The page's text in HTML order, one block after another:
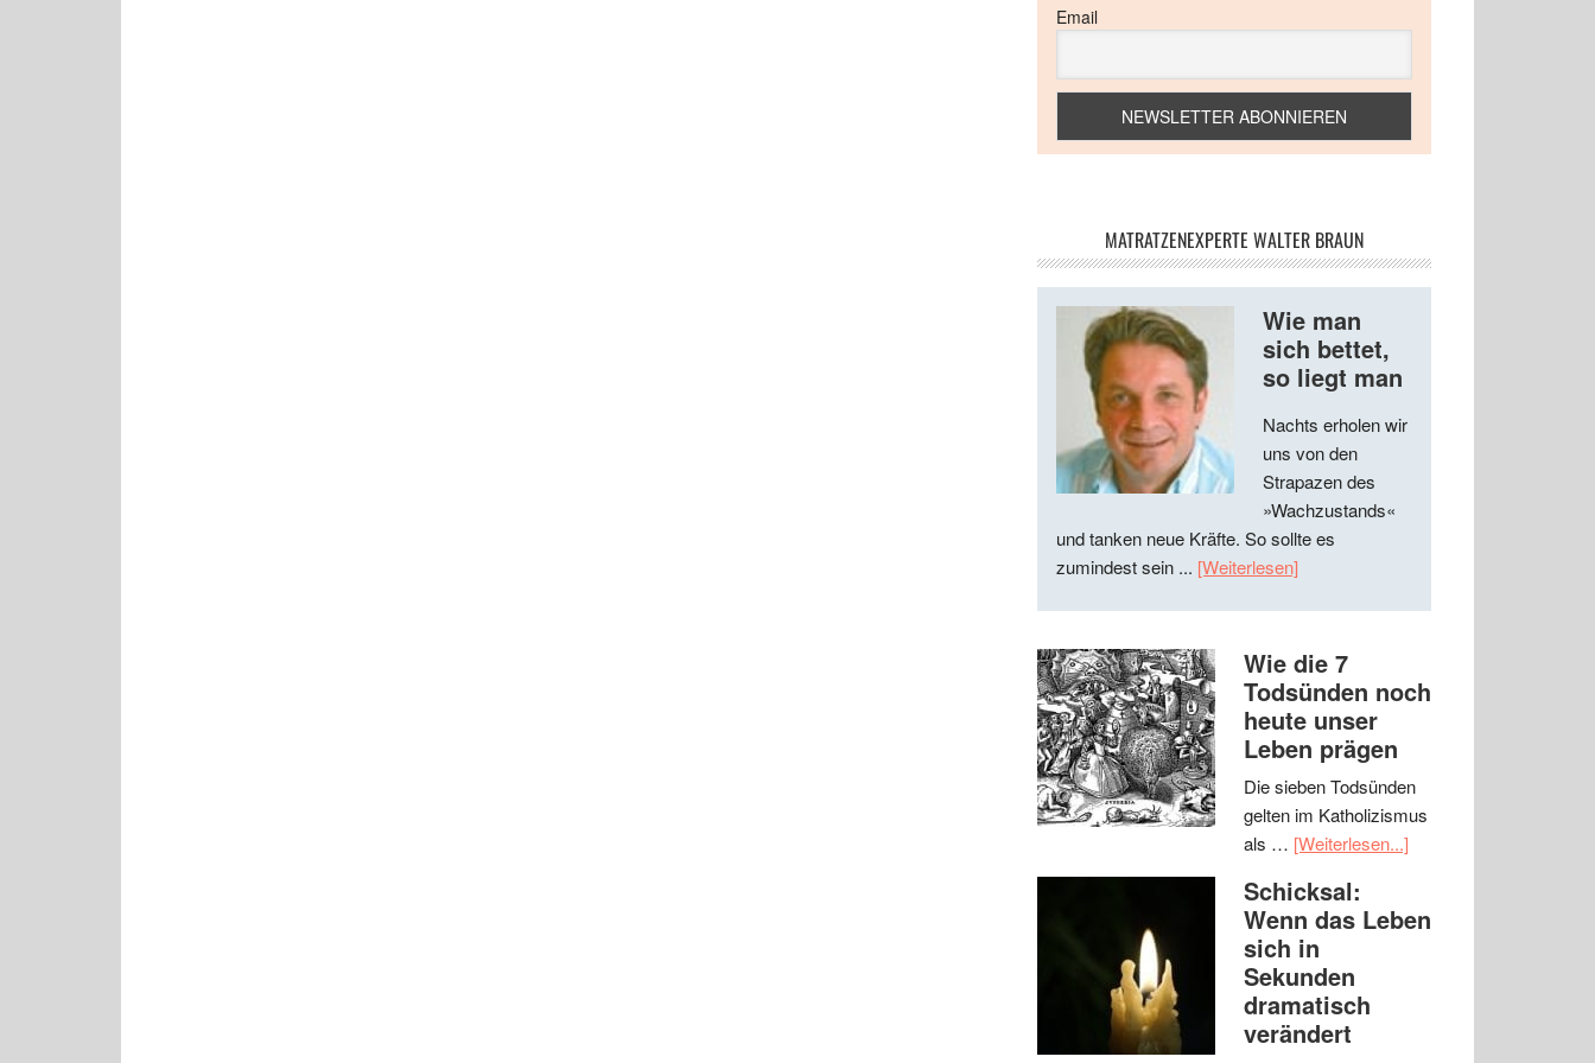
Email
MATRATZENEXPERTE WALTER BRAUN
Wie man
sich bettet,
so liegt man
Nachts erholen wir
uns von den
Strapazen des
»Wachzustands«
und tanken neue Kräfte. So sollte es
zumindest sein ... [Weiterlesen]
Wie die 7
Todsünden noch
heute unser
Leben prägen
Die sieben Todsünden
gelten im Katholizismus
als … [Weiterlesen...]
Schicksal:
Wenn das Leben
sich in
Sekunden
dramatisch
verändert